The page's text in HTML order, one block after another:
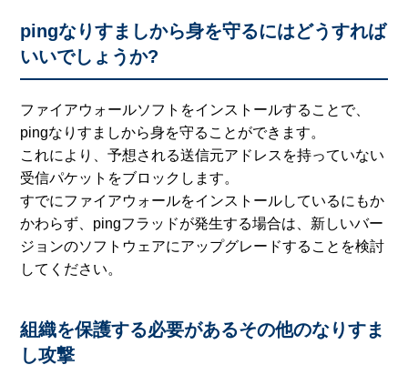
pingなりすましから身を守るにはどうすれば
いいでしょうか?
ファイアウォールソフトをインストールすることで、
pingなりすましから身を守ることができます。
これにより、予想される送信元アドレスを持っていない
受信パケットをブロックします。
すでにファイアウォールをインストールしているにもか
かわらず、pingフラッドが発生する場合は、新しいバー
ジョンのソフトウェアにアップグレードすることを検討
してください。
組織を保護する必要があるその他のなりすま
し攻撃